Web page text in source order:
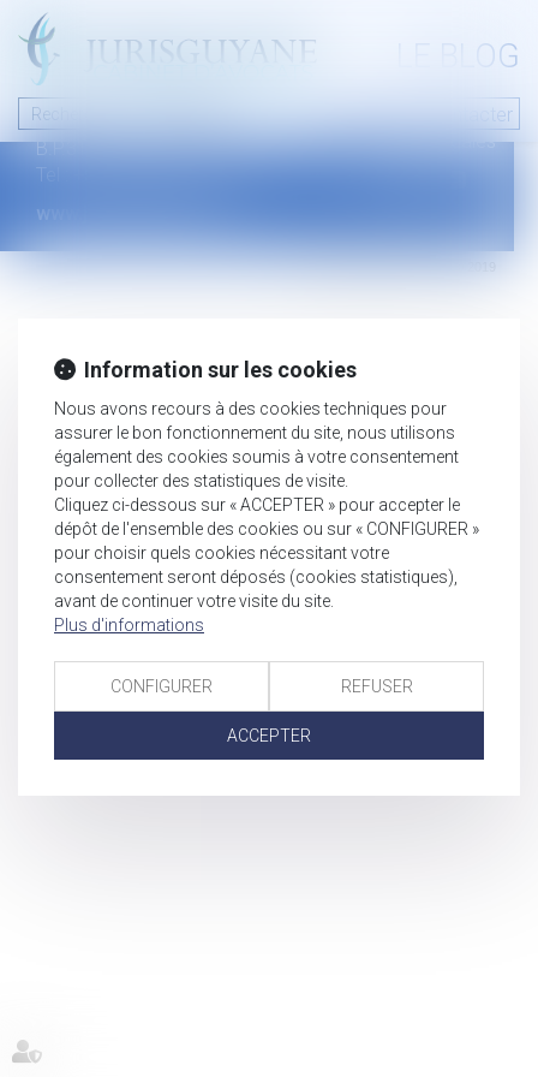
LE BLOG
Nous contacter
46 avenue de la liberté
B.P.315 - 97327 Cayenne Cedex
Tel : +594 594 29 45 35
www.jurisguyane.com
Mentions légales
Information sur les cookies
Nous avons recours à des cookies techniques pour
assurer le bon fonctionnement du site, nous utilisons
également des cookies soumis à votre consentement
pour collecter des statistiques de visite.
Cliquez ci-dessous sur « ACCEPTER » pour accepter le
dépôt de l'ensemble des cookies ou sur « CONFIGURER »
pour choisir quels cookies nécessitant votre
consentement seront déposés (cookies statistiques),
avant de continuer votre visite du site.
Plus d'informations
CONFIGURER REFUSER
ACCEPTER